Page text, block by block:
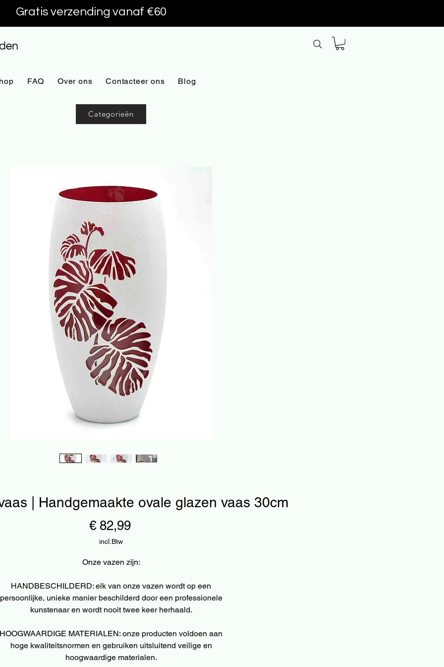
Gratis verzending vanaf €60
FAQ Over ons Contacteer ons Blog
| Handgemaakte ovale glazen vaas 30cm
€ 82,99Prijs
incl.Btw
Onze vazen zijn:
HANDBESCHILDERD: elk van onze vazen wordt op een
persoonlijke, unieke manier beschilderd door een professionele
kunstenaar en wordt nooit twee keer herhaald.
HOOGWAARDIGE MATERIALEN: onze producten voldoen aan
hoge kwaliteitsnormen en gebruiken uitsluitend veilige en
hoogwaardige materialen.
Categorieën